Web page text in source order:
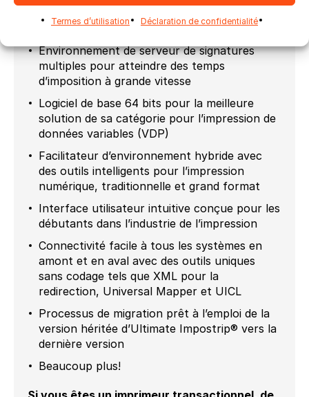
Termes d’utilisation Déclaration de confidentialité
gestion intelligentes des travaux entrants
Environnement de serveur de signatures
multiples pour atteindre des temps
d’imposition à grande vitesse
Logiciel de base 64 bits pour la meilleure
solution de sa catégorie pour l’impression de
données variables (VDP)
Facilitateur d’environnement hybride avec
des outils intelligents pour l’impression
numérique, traditionnelle et grand format
Interface utilisateur intuitive conçue pour les
débutants dans l’industrie de l’impression
Connectivité facile à tous les systèmes en
amont et en aval avec des outils uniques
sans codage tels que XML pour la
redirection, Universal Mapper et UICL
Processus de migration prêt à l’emploi de la
version héritée d’Ultimate Impostrip® vers la
dernière version
Beaucoup plus!